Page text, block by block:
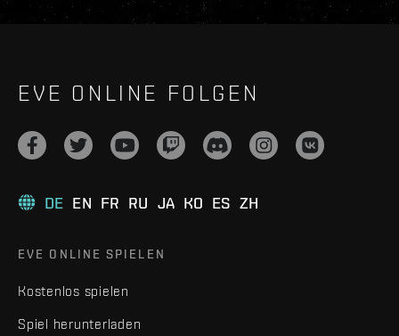
EVE ONLINE FOLGEN
DE EN FR RU JA KO ES ZH
EVE ONLINE SPIELEN
Kostenlos spielen
Spiel herunterladen